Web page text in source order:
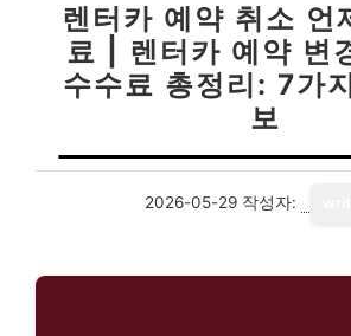
렌터카 예약 취소 언
료 | 렌터카 예약 변
수수료 총정리: 7가
보
2026-05-29 작성자: